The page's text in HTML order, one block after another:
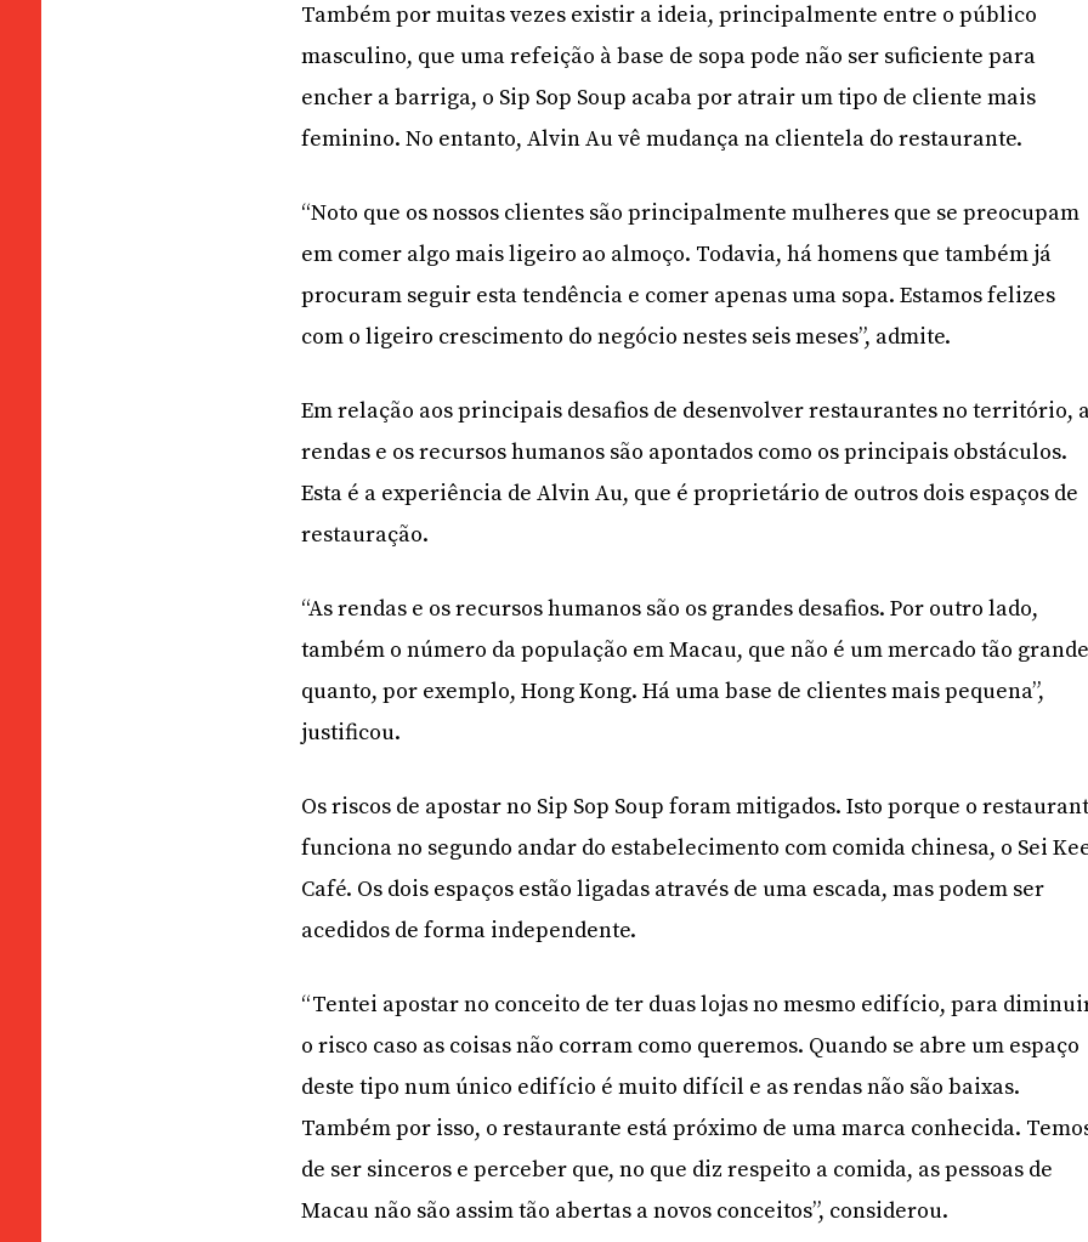
Também por muitas vezes existir a ideia, principalmente entre o público
masculino, que uma refeição à base de sopa pode não ser suficiente para
encher a barriga, o Sip Sop Soup acaba por atrair um tipo de cliente mais
feminino. No entanto, Alvin Au vê mudança na clientela do restaurante.
“Noto que os nossos clientes são principalmente mulheres que se preocupam
em comer algo mais ligeiro ao almoço. Todavia, há homens que também já
procuram seguir esta tendência e comer apenas uma sopa. Estamos felizes
com o ligeiro crescimento do negócio nestes seis meses”, admite.
Em relação aos principais desafios de desenvolver restaurantes no território,
rendas e os recursos humanos são apontados como os principais obstáculos.
Esta é a experiência de Alvin Au, que é proprietário de outros dois espaços de
restauração.
“As rendas e os recursos humanos são os grandes desafios. Por outro lado,
também o número da população em Macau, que não é um mercado tão
quanto, por exemplo, Hong Kong. Há uma base de clientes mais pequena”,
justificou.
Os riscos de apostar no Sip Sop Soup foram mitigados. Isto porque o
funciona no segundo andar do estabelecimento com comida chinesa, o Sei
Café. Os dois espaços estão ligadas através de uma escada, mas podem ser
acedidos de forma independente.
“Tentei apostar no conceito de ter duas lojas no mesmo edifício, para
o risco caso as coisas não corram como queremos. Quando se abre um espaço
deste tipo num único edifício é muito difícil e as rendas não são baixas.
Também por isso, o restaurante está próximo de uma marca conhecida.
de ser sinceros e perceber que, no que diz respeito a comida, as pessoas de
Macau não são assim tão abertas a novos conceitos”, considerou.